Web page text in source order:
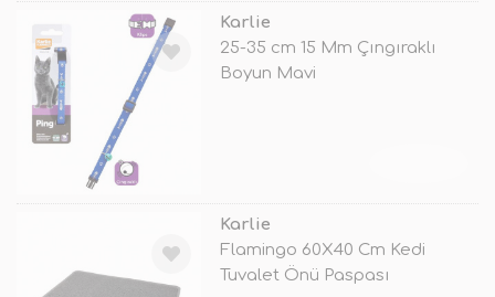
Karlie
25-35 cm 15 Mm Çıngıraklı
Boyun Mavi
Karlie
Flamingo 60X40 Cm Kedi
Tuvalet Önü Paspası